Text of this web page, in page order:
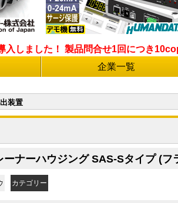
しました！ 製品問合せ1回につき
企業一覧
装置
ーナーハウジング SAS-Sタイプ (フ
カテゴリー